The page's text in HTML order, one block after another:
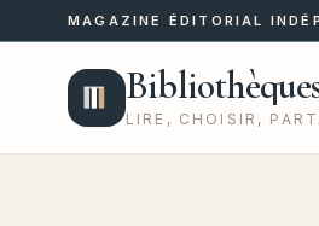
MAGAZINE ÉDITORIAL
LIRE, CHOISIR,